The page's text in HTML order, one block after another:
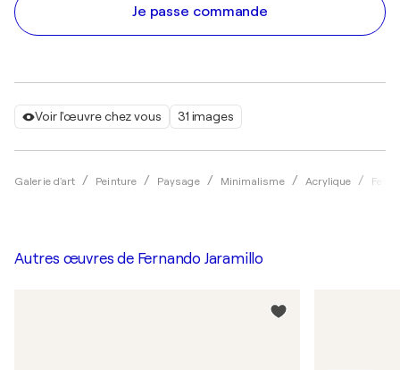
Voir l'œuvre chez vous 31 images
Galerie d'art Peinture Paysage Minimalisme Acrylique
Je passe commande
Autres œuvres de Fernando Jaramillo